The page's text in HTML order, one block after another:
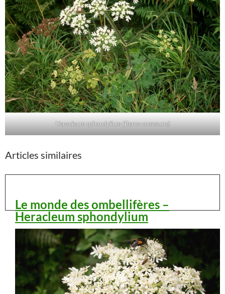
Heracleum sphondylium (Berce commune)
Articles similaires
Le monde des ombellifères –
Heracleum sphondylium